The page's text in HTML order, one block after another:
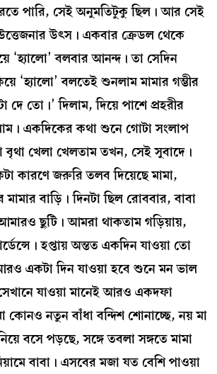
পারি, সেই অনুমতিটুকু ছিল। আর সেই
উৎস। একবার ক্রেডল থেকে
‘হ্যালো’ বলবার আনন্দ। তা সেদিন
‘হ্যালো’ বলতেই শুনলাম মামার গম্ভীর
দে তো।’ দিলাম, দিয়ে পাশে প্রহরীর
একদিকের কথা শুনে গোটা সংলাপ
খেলা খেলতাম তখন, সেই সুবাদে।
কারণে জরুরি তলব দিয়েছে মামা,
বাড়ি। দিনটা ছিল রোববার, বাবা
ছুটি। আমরা থাকতাম গড়িয়ায়,
হপ্তায় অন্তত একদিন যাওয়া তো
একটা দিন যাওয়া হবে শুনে মন ভাল
যাওয়া মানেই আরও একদফা
কোনও নতুন বাঁধা বন্দিশ শোনাচ্ছে, নয় মা
বসে পড়ছে, সঙ্গে তবলা সঙ্গতে মামা
বাবা। এসবের মজা যত বেশি পাওয়া